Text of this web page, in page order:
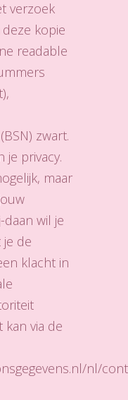
verzoek
kopie
readable
zwart.
je privacy.
maar
daan wil je
de
klacht in
kan via de
nl/